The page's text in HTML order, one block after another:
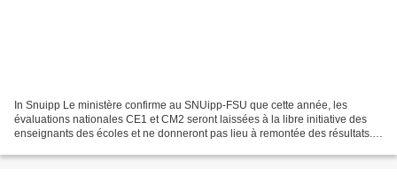
In Snuipp Le ministère confirme au SNUipp-FSU que cette année, les
évaluations nationales CE1 et CM2 seront laissées à la libre initiative des
enseignants des écoles et ne donneront pas lieu à remontée des résultats.